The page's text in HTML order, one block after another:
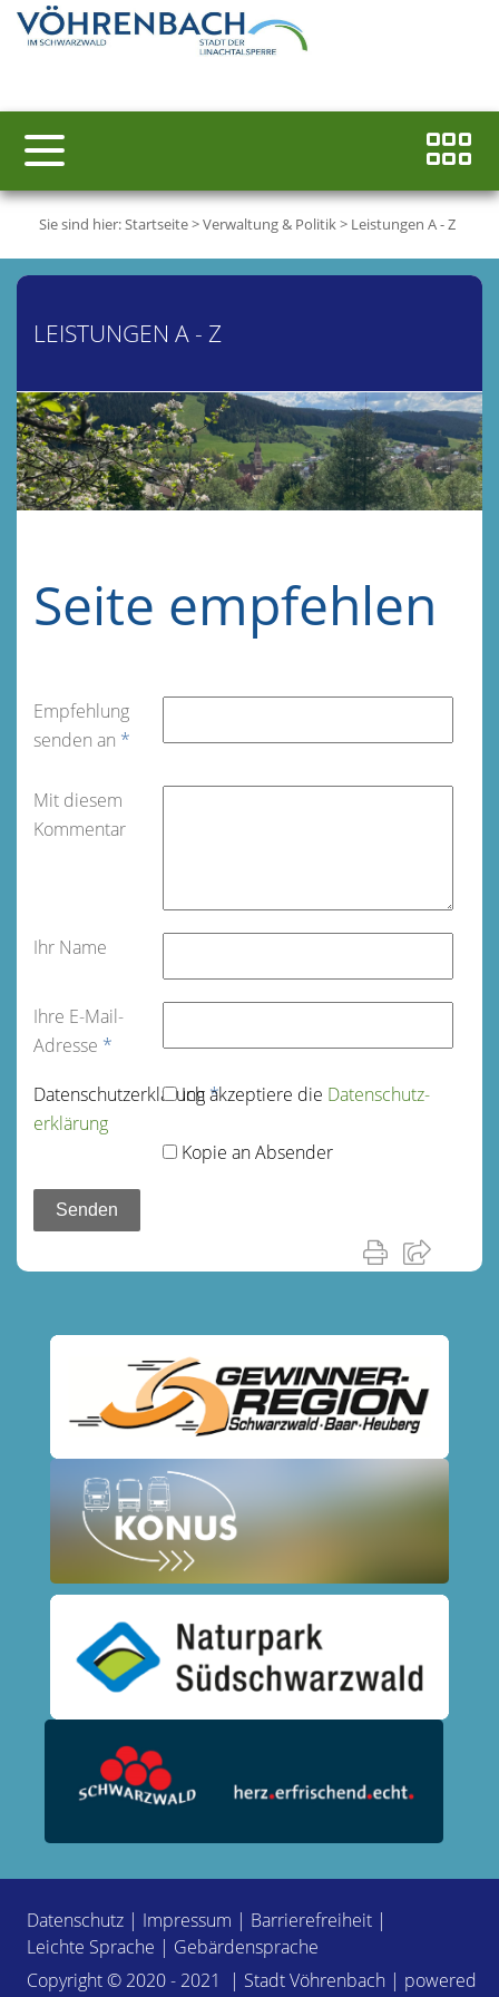
Sie sind hier:Startseite>Verwaltung & Politik> Leistungen A - Z
LEISTUNGEN A - Z
Seite empfehlen
Empfehlung
senden an *
Mit diesem
Kommentar
Ihr Name
Ihre E-Mail-
Adresse *
Datenschutz­erklärung*
Ich akzeptiere die Datenschutz­
erklärung
Kopie an Absender
Datenschutz | Impressum | Barrierefreiheit |
Leichte Sprache | Gebärdensprache
Copyright © 2020 - 2021 | Stadt Vöhrenbach | powered